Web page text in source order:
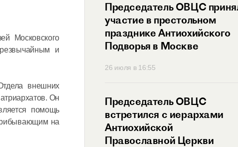
Московского
и
внешних
Он
помощь
на
праздник
Подворья
ОВЦС провел
с представителем
Мальтийского
Председатель ОВЦС
участие в престольном
празднике Антиохийского
Подворья в Москве
26 июля в 16:55
Председатель ОВЦС
встретился с иерархами
Антиохийской
Православной Церкви